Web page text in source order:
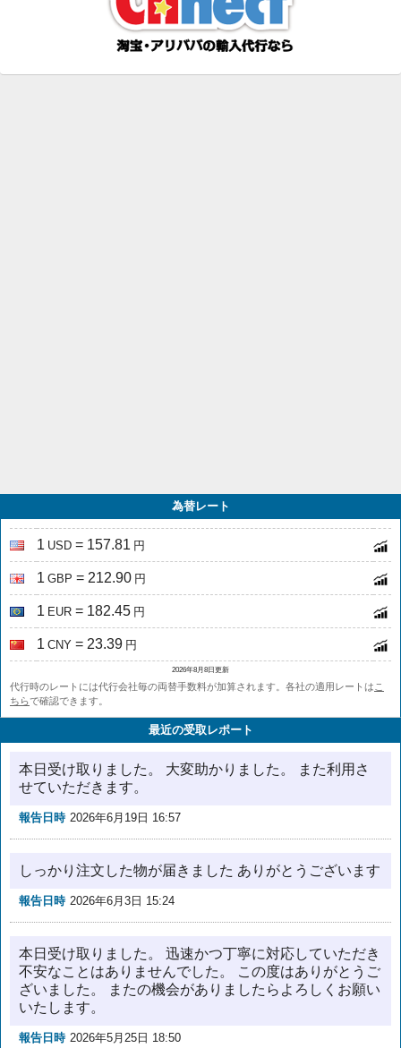
為替レート
1 USD = 157.81 円
1 GBP = 212.90 円
1 EUR = 182.45 円
1 CNY = 23.39 円
2026年8月8日更新
代行時のレートには代行会社毎の両替手数料が加算されます。各社の適用レートは こ
ちらで確認できます。
最近の受取レポート
本日受け取りました。 大変助かりました。 また利用さ
せていただきます。
報告日時 2026年6月19日 16:57
しっかり注文した物が届きました ありがとうございます
報告日時 2026年6月3日 15:24
本日受け取りました。 迅速かつ丁寧に対応していただき
不安なことはありませんでした。 この度はありがとうご
ざいました。 またの機会がありましたらよろしくお願い
いたします。
報告日時 2026年5月25日 18:50